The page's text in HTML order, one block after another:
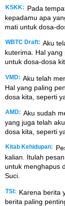
KSKK:
Pada
kepadamu apa
mati untuk dosa-
WBTC Draft: Aku
kuterima. Hal
untuk dosa-dosa
VMD: Aku telah
Hal yang paling
dosa kita, seperti
AMD: Aku sudah
yang juga telah
dosa kita, seperti
Kitab Kehidupan:
kalian. Itulah
untuk menghapus
Suci.
TSI:
Karena berita
berita paling